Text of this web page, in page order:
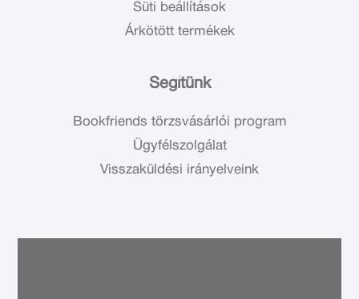
Süti beállítások
Árkötött termékek
Segítünk
Bookfriends törzsvásárlói program
Ügyfélszolgálat
Visszaküldési irányelveink